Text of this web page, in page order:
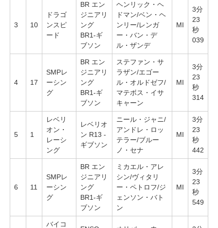
3 10
ドラゴ
ンスピ
ード
BR エン
ジニアリ
ング
BR1-ギ
ブソン
ヘンリック・ヘ
ドマン/ベン・ヘ
ンリー/レンガ
ー・バン・デ
ル・ザンデ
MI
3分
23
秒
039
4 17
SMPレ
ーシン
グ
BR エン
ジニアリ
ング
BR1-ギ
ブソン
ステファン・サ
ラザン/エゴー
ル・オルドゼフ/
マテボス・イサ
キャーン
MI
3分
23
秒
314
5 1
レベリ
オン・
レーシ
ング
レベリオ
ン R13 -
ギブソン
ニール・ジャニ/
アンドレ・ロッ
テラー/ブルー
ノ・セナ
MI
3分
23
秒
442
6 11
SMPレ
ーシン
グ
BR エン
ジニアリ
ング
BR1-ギ
ブソン
ミカエル・アレ
シン/ヴィタリ
ー・ペトロフ/ジ
ェンソン・バト
ン
MI
3分
23
秒
549
バイコ